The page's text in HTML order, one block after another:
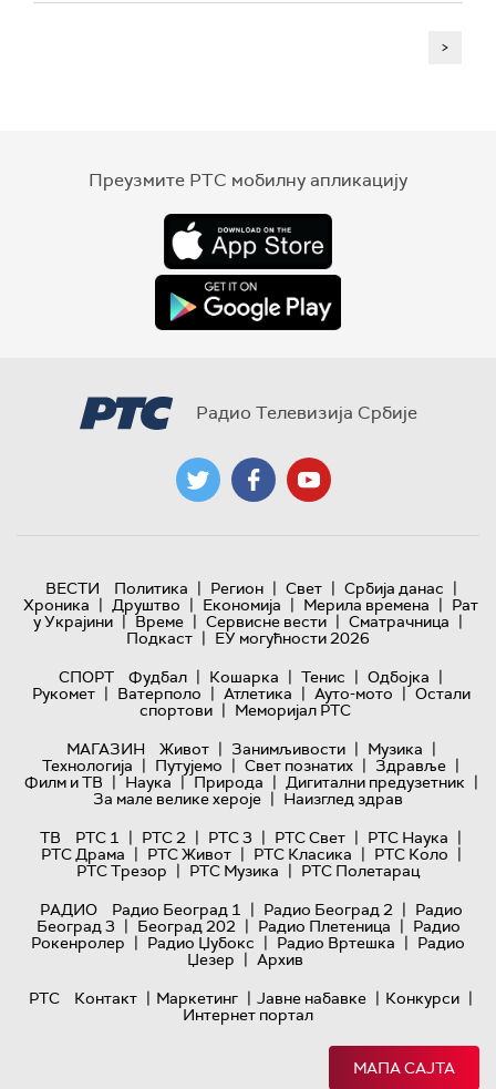
>
Преузмите РТС мобилну апликацију
Радио Телевизија Србије
ВЕСТИ Политика | Регион | Свет | Србија данас |
Хроника | Друштво | Економија | Мерила времена | Рат
у Украјини | Време | Сервисне вести | Сматрачница |
Подкаст | ЕУ могућности 2026
СПОРТ
Фудбал | Кошарка | Тенис | Одбојка |
Рукомет | Ватерполо | Атлетика | Ауто-мото | Остали
спортови | Меморијал РТС
МАГАЗИН
Живот | Занимљивости | Музика |
Технологијa | Путујемо | Свет познатих | Здравље |
Филм и ТВ | Наука | Природа | Дигитални предузетник |
За мале велике хероје | Наизглед здрав
ТВ
РТС 1 | РТС 2 | РТС 3 | РТС Свет | РТС Наука |
РТС Драма | РТС Живот | РТС Класика | РТС Коло |
РТС Трезор | РТС Музика | РТС Полетарац
РАДИО
Радио Београд 1 | Радио Београд 2 | Радио
Београд 3 | Београд 202 | Радио Плетеница | Радио
Рокенролер | Радио Џубокс | Радио Вртешка | Радио
Џезер | Архив
РТС
Контакт | Маркетинг | Јавне набавке | Конкурси |
Интернет портал
МАПА САЈТА